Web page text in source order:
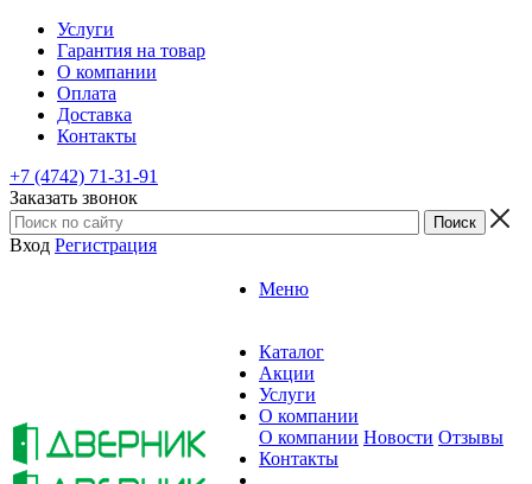
Услуги
Гарантия на товар
О компании
Оплата
Доставка
Контакты
+7 (4742) 71-31-91
Заказать звонок
Вход Регистрация
Меню
Каталог
Акции
Услуги
О компании
О компании Новости Отзывы
Контакты